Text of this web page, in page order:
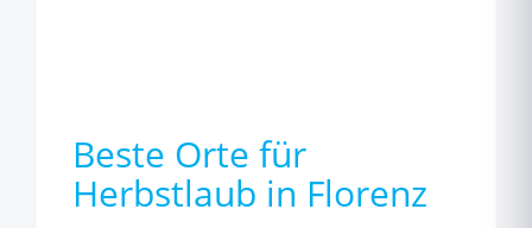
Beste Orte für
Herbstlaub in Florenz